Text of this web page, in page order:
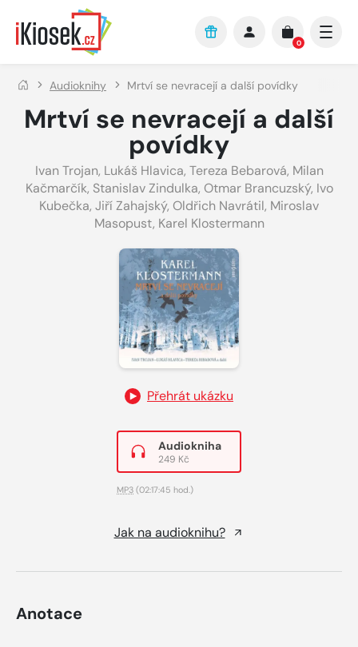
Přejít na hlavní obsah
0
Audioknihy Mrtví se nevracejí a další povídky
Mrtví se nevracejí a další
povídky
Ivan Trojan, Lukáš Hlavica, Tereza Bebarová, Milan
Kačmarčík, Stanislav Zindulka, Otmar Brancuzský, Ivo
Kubečka, Jiří Zahajský, Oldřich Navrátil, Miroslav
Masopust, Karel Klostermann
Přehrát ukázku
Audiokniha
249 Kč
MP3 (02:17:45 hod.)
Jak na audioknihu?
Anotace